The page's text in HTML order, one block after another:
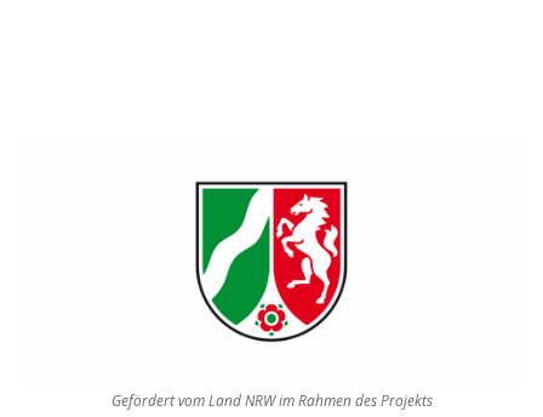
Gefördert vom Land NRW im Rahmen des Projekts